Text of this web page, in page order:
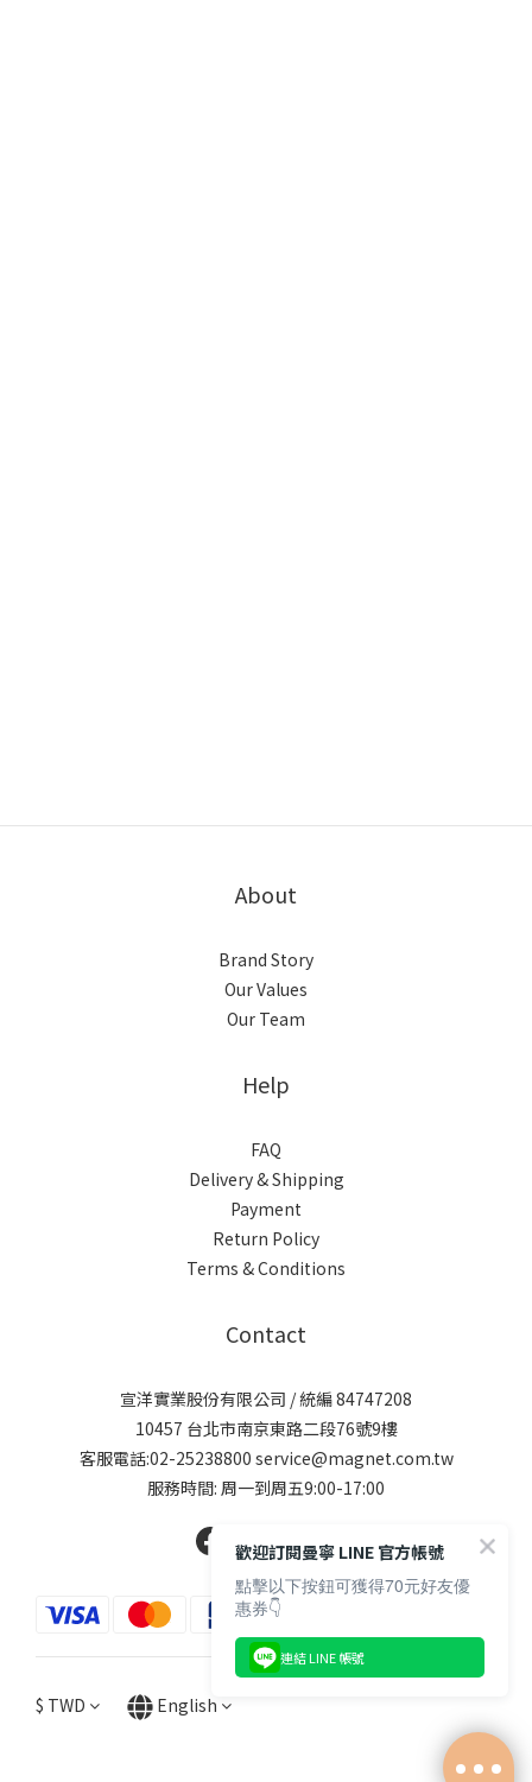
About
Brand Story
Our Values
Our Team
Help
FAQ
Delivery & Shipping
Payment
Return Policy
Terms & Conditions
Contact
宣洋實業股份有限公司 / 統編 84747208
10457 台北市南京東路二段76號9樓
客服電話:02-25238800 service@magnet.com.tw
服務時間: 周一到周五9:00-17:00
$ TWD English
歡迎訂閱曼寧 LINE 官方帳號
點擊以下按鈕可獲得70元好友優
惠券👇
連結 LINE 帳號